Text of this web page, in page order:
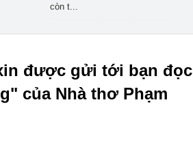
còn t...
được gửi tới bạn đọc
của Nhà thơ Phạm